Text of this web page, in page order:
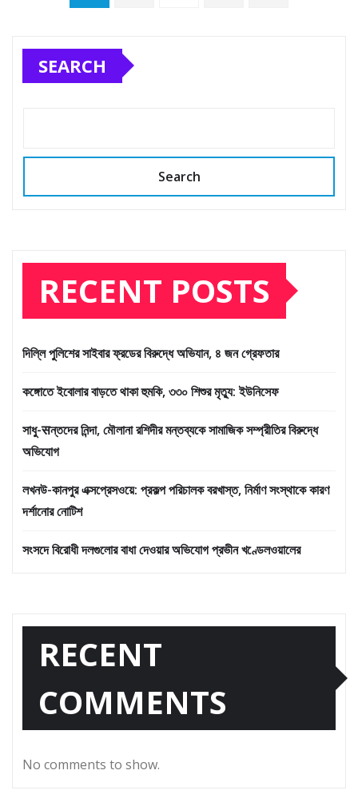
SEARCH
Search
RECENT POSTS
দিল্লি পুলিশের সাইবার ফ্রডের বিরুদ্ধে অভিযান, ৪ জন গ্রেফতার
কঙ্গোতে ইবোলার বাড়তে থাকা হুমকি, ৩৩০ শিশুর মৃত্যু: ইউনিসেফ
সাধু-सন্তদের নিন্দা, মৌলানা রশিদীর মন্তব্যকে সামাজিক সম্প্রীতির বিরুদ্ধে
অভিযোগ
লখনউ-কানপুর এক্সপ্রেসওয়ে: প্রকল্প পরিচালক বরখাস্ত, নির্মাণ সংস্থাকে কারণ
দর্শানোর নোটিশ
সংসদে বিরোধী দলগুলোর বাধা দেওয়ার অভিযোগ প্রভীন খণ্ডেলওয়ালের
RECENT
COMMENTS
No comments to show.